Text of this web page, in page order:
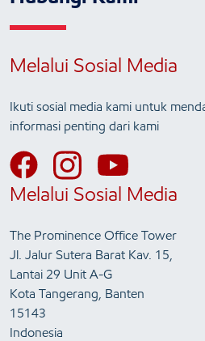
Melalui Sosial Media
Ikuti sosial media kami untuk
informasi penting dari kami
Melalui Sosial Media
The Prominence Office Tower
Jl. Jalur Sutera Barat Kav. 15,
Lantai 29 Unit A-G
Kota Tangerang, Banten
15143
Indonesia